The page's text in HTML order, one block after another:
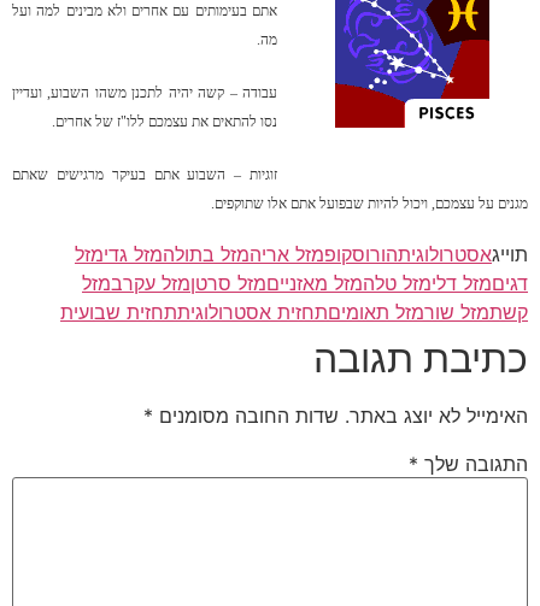
אתם בעימותים עם אחרים ולא מבינים למה ועל
מה.
עבודה – קשה יהיה לתכנן משהו השבוע, ועדיין
נסו להתאים את עצמכם ללו"ז של אחרים.
זוגיות – השבוע אתם בעיקר מרגישים שאתם
מגנים על עצמכם, ויכול להיות שבפועל אתם אלו שתוקפים.
תוייגאסטרולוגיתהורוסקופמזל אריהמזל בתולהמזל גדימזל
דגיםמזל דלימזל טלהמזל מאזנייםמזל סרטןמזל עקרבמזל
קשתמזל שורמזל תאומיםתחזית אסטרולוגיתתחזית שבועית
כתיבת תגובה
האימייל לא יוצג באתר. שדות החובה מסומנים *
התגובה שלך *